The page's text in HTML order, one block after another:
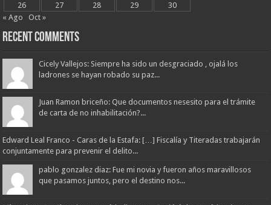
26
27 28 29
30
« Ago
Oct »
Recent Comments
Cicely Vallejos: Siempre ha sido un desgraciado , ojalá los
ladrones se hayan robado su paz...
Juan Ramon briceño: Que documentos nesesito para el trámite
de carta de no inhabilitación?...
Edward Leal Franco - Caras de la Estafa: […] Fiscalía y Titeradas trabajarán
conjuntamente para prevenir el delito...
pablo gonzalez diaz: Fue mi novia y fueron años maravillosos
que pasamos juntos, pero el destino nos...